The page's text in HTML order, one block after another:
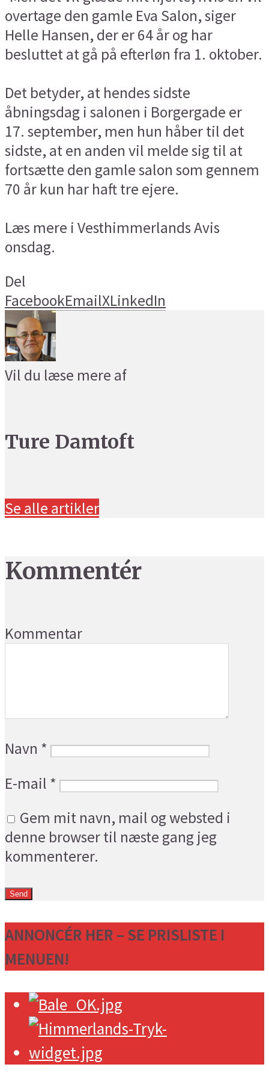
overtage den gamle Eva Salon, siger
Helle Hansen, der er 64 år og har
besluttet at gå på efterløn fra 1. oktober.
Det betyder, at hendes sidste
åbningsdag i salonen i Borgergade er
17. september, men hun håber til det
sidste, at en anden vil melde sig til at
fortsætte den gamle salon som gennem
70 år kun har haft tre ejere.
Læs mere i Vesthimmerlands Avis
onsdag.
Del
FacebookEmailXLinkedIn
Vil du læse mere af
Ture Damtoft
Se alle artikler
Kommentér
Kommentar
Navn *
E-mail *
Gem mit navn, mail og websted i
denne browser til næste gang jeg
kommenterer.
ANNONCÉR HER – SE PRISLISTE I
MENUEN!